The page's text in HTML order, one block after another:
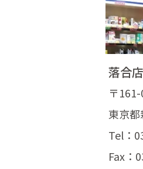
落合
〒
東京
Tel：
Fax：